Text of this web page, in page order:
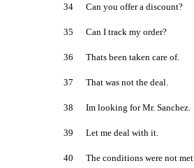
34 Can you offer a discount?
35 Can I track my order?
36 Thats been taken care of.
37 That was not the deal.
38 Im looking for Mr. Sanchez.
39 Let me deal with it.
40 The conditions were not met.